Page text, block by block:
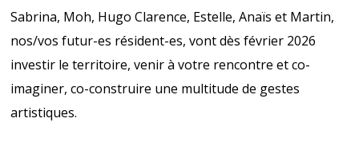
Sabrina, Moh, Hugo Clarence, Estelle, Anaïs et Martin,
nos/vos futur-es résident-es, vont dès février 2026
investir le territoire, venir à votre rencontre et co-
imaginer, co-construire une multitude de gestes
artistiques.